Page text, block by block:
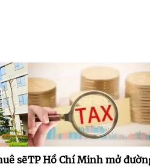
sẽTP Hồ Chí Minh mở đường